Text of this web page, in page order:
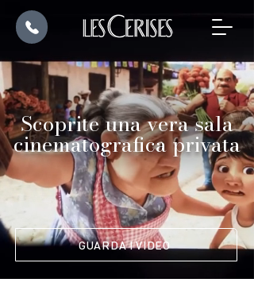
Scoprite una vera sala
cinematografica privata
GUARDA I VIDEO